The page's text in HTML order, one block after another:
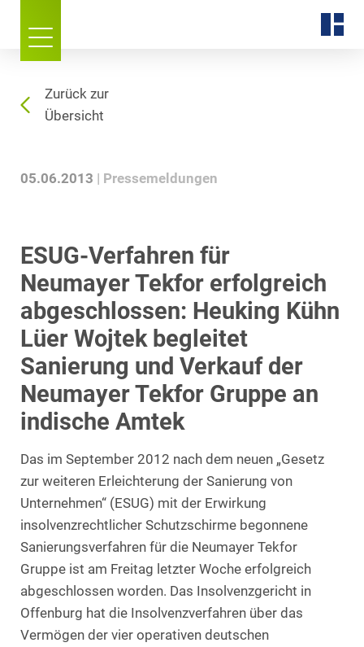
Zurück zur
Übersicht
05.06.2013 Pressemeldungen
ESUG-Verfahren für
Neumayer Tekfor erfolgreich
abgeschlossen: Heuking Kühn
Lüer Wojtek begleitet
Sanierung und Verkauf der
Neumayer Tekfor Gruppe an
indische Amtek
Das im September 2012 nach dem neuen „Gesetz
zur weiteren Erleichterung der Sanierung von
Unternehmen“ (ESUG) mit der Erwirkung
insolvenzrechtlicher Schutzschirme begonnene
Sanierungsverfahren für die Neumayer Tekfor
Gruppe ist am Freitag letzter Woche erfolgreich
abgeschlossen worden. Das Insolvenzgericht in
Offenburg hat die Insolvenzverfahren über das
Vermögen der vier operativen deutschen